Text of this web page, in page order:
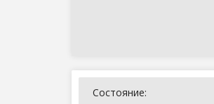
Состояние: